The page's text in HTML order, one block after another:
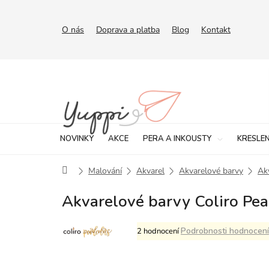
O nás Doprava a platba Blog Kontakt
NOVINKY AKCE PERA A INKOUSTY
DomůMalování Akvarel Akvarelové barvy
Akvarelové barvy Coliro
Průměrné
hodnocení
2 hodnoceníPodrobnosti hodnocení